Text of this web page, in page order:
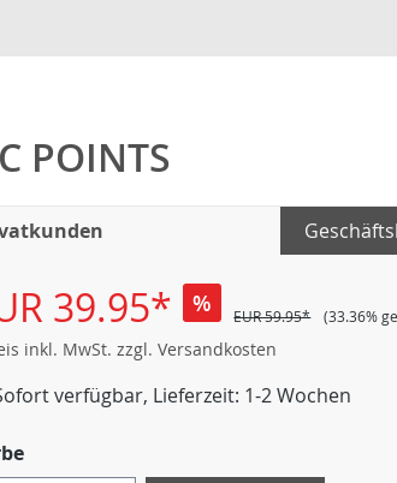
POINTS
39.95* % EUR 59.95* (33.36%
inkl. MwSt. zzgl. Versandkosten
verfügbar, Lieferzeit: 1-2 Wochen